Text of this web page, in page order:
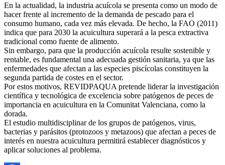
En la actualidad, la industria acuícola se presenta como un modo de
hacer frente al incremento de la demanda de pescado para el
consumo humano, cada vez más elevada. De hecho, la FAO (2011)
indica que para 2030 la acuicultura superará a la pesca extractiva
tradicional como fuente de alimento.
Sin embargo, para que la producción acuícola resulte sostenible y
rentable, es fundamental una adecuada gestión sanitaria, ya que las
enfermedades que afectan a las especies piscícolas constituyen la
segunda partida de costes en el sector.
Por estos motivos, REVIDPAQUA pretende liderar la investigación
científica y tecnológica de excelencia sobre patógenos de peces de
importancia en acuicultura en la Comunitat Valenciana, como la
dorada.
El estudio multidisciplinar de los grupos de patógenos, virus,
bacterias y parásitos (protozoos y metazoos) que afectan a peces de
interés en nuestra acuicultura permitirá establecer diagnósticos y
aplicar soluciones al problema.